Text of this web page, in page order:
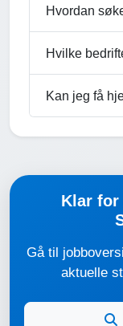
Hvordan
Hvilke
Kan jeg få
Klar for
Gå til
aktuelle